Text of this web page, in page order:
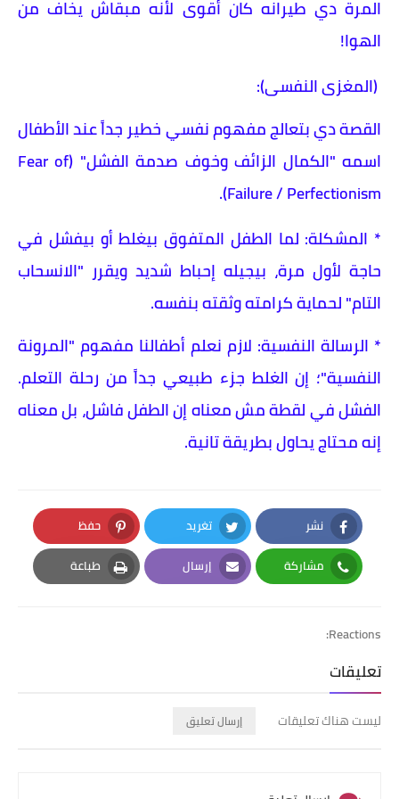
المرة دي طيرانه كان أقوى لأنه مبقاش يخاف من
الهوا!
(المغزى النفسى):
القصة دي بتعالج مفهوم نفسي خطير جداً عند الأطفال
اسمه "الكمال الزائف وخوف صدمة الفشل" (Fear of
Failure / Perfectionism).
* المشكلة: لما الطفل المتفوق بيغلط أو بيفشل في
حاجة لأول مرة، بيجيله إحباط شديد ويقرر "الانسحاب
التام" لحماية كرامته وثقته بنفسه.
* الرسالة النفسية: لازم نعلم أطفالنا مفهوم "المرونة
النفسية"؛ إن الغلط جزء طبيعي جداً من رحلة التعلم.
الفشل في لقطة مش معناه إن الطفل فاشل، بل معناه
إنه محتاج يحاول بطريقة تانية.
نشر
Facebook
تغريد
Twitter
حفظ
Pinterest
مشاركة
Whatsapp
إرسال
Email
طباعة
Print
Reactions:
تعليقات
ليست هناك تعليقات إرسال تعليق